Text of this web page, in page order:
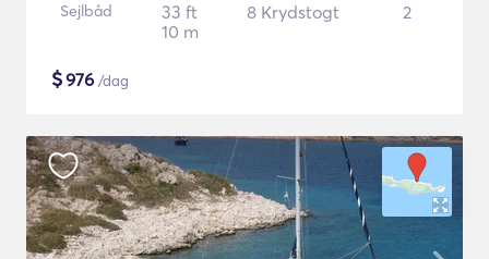
Sejlbåd
33 ft
10 m
8 Krydstogt 2
$976 /dag